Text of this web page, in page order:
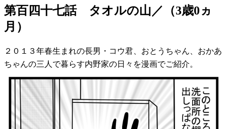
第百四十七話 タオルの山／（3歳0ヵ
月）
２０１３年春生まれの長男・コウ君、おとうちゃん、おかあ
ちゃんの三人で暮らす内野家の日々を漫画でご紹介。